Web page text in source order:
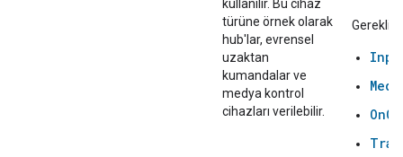
kullanılır. Bu cihaz
türüne örnek olarak
hub'lar, evrensel
uzaktan
kumandalar ve
medya kontrol
cihazları verilebilir.
Gerekli: